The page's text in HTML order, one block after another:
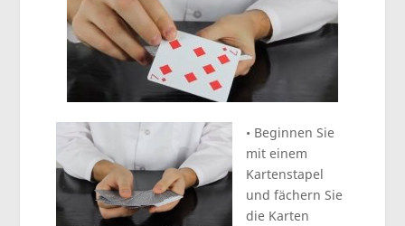
• Beginnen Sie
mit einem
Kartenstapel
und fächern Sie
die Karten